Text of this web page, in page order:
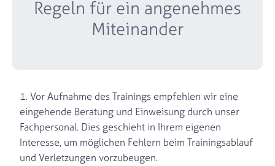
Regeln für ein angenehmes
Miteinander
1. Vor Aufnahme des Trainings empfehlen wir eine
eingehende Beratung und Einweisung durch unser
Fachpersonal. Dies geschieht in Ihrem eigenen
Interesse, um möglichen Fehlern beim Trainingsablauf
und Verletzungen vorzubeugen.